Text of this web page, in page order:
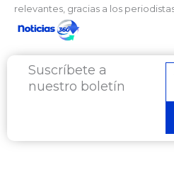
relevantes, gracias a los
Suscríbete a
nuestro boletín